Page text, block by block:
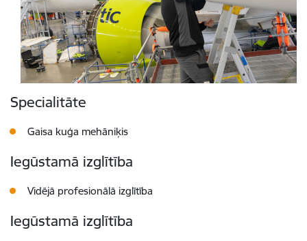
Specialitāte
Gaisa kuģa mehāniķis
Iegūstamā izglītība
Vidējā profesionālā izglītība
Iegūstamā izglītība